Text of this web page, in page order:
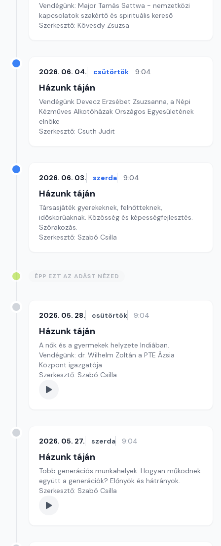
Vendégünk: Major Tamás Sattwa - nemzetközi
kapcsolatok szakértő és spirituális kereső
Szerkesztő: Kövesdy Zsuzsa
2026. 06. 04. csütörtök 9:04
Házunk táján
Vendégünk Devecz Erzsébet Zsuzsanna, a Népi
Kézműves Alkotóházak Országos Egyesületének
elnöke
Szerkesztő: Csuth Judit
2026. 06. 03. szerda 9:04
Házunk táján
Társasjáték gyerekeknek, felnőtteknek,
időskorúaknak. Közösség és képességfejlesztés.
Szórakozás.
Szerkesztő: Szabó Csilla
ÉPP EZT AZ ADÁST NÉZED
2026. 05. 28. csütörtök 9:04
Házunk táján
A nők és a gyermekek helyzete Indiában.
Vendégünk: dr. Wilhelm Zoltán a PTE Ázsia
Központ igazgatója
Szerkesztő: Szabó Csilla
2026. 05. 27. szerda 9:04
Házunk táján
Több generációs munkahelyek. Hogyan működnek
együtt a generációk? Előnyök és hátrányok.
Szerkesztő: Szabó Csilla